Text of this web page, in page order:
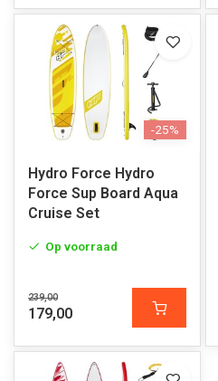
-25%
Hydro Force Hydro
Force Sup Board Aqua
Cruise Set
Op voorraad
239,00
179,00